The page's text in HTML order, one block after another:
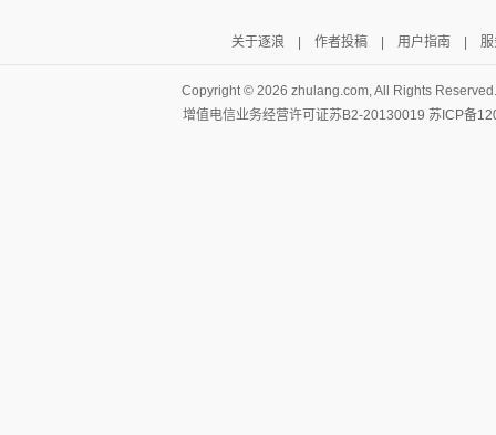
关于逐浪 作者投稿| 用户指南 服
Copyright © 2026 zhulang.com, All Rights
增值电信业务经营许可证苏B2-20130019 苏ICP备